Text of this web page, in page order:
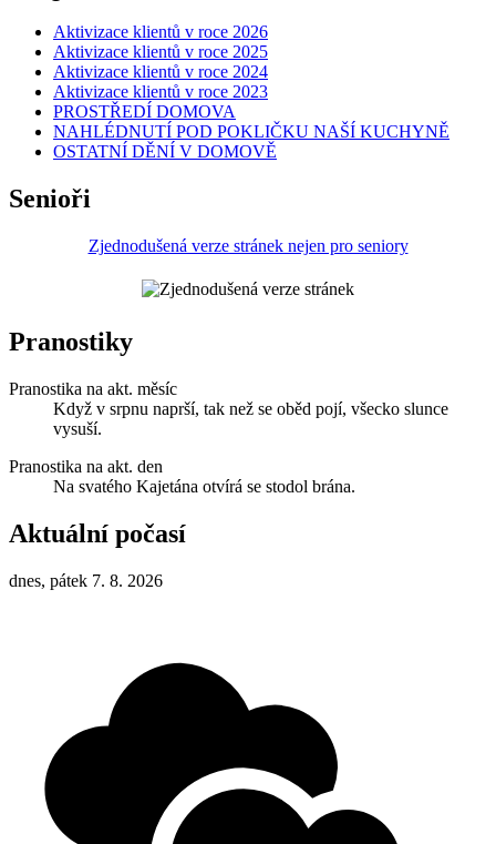
Aktivizace klientů v roce 2026
Aktivizace klientů v roce 2025
Aktivizace klientů v roce 2024
Aktivizace klientů v roce 2023
PROSTŘEDÍ DOMOVA
NAHLÉDNUTÍ POD POKLIČKU NAŠÍ KUCHYNĚ
OSTATNÍ DĚNÍ V DOMOVĚ
Senioři
Zjednodušená verze stránek nejen pro seniory
Pranostiky
Pranostika na akt. měsíc
Když v srpnu naprší, tak než se oběd pojí, všecko slunce
vysuší.
Pranostika na akt. den
Na svatého Kajetána otvírá se stodol brána.
Aktuální počasí
dnes, pátek 7. 8. 2026